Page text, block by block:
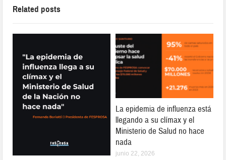
Related posts
La epidemia de influenza está
llegando a su clímax y el
Ministerio de Salud no hace
nada
junio 22, 2026